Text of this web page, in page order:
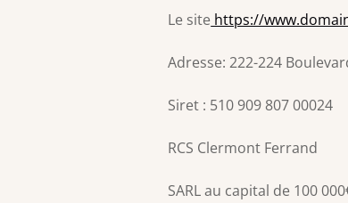
Le site https://
Adresse: 222-224
Siret : 510 909 807 00024
RCS Clermont Ferrand
SARL au capital de 100